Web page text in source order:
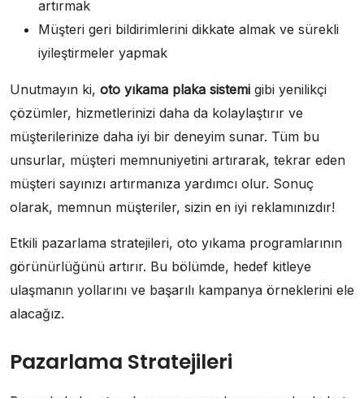
artırmak
Müşteri geri bildirimlerini dikkate almak ve sürekli
iyileştirmeler yapmak
Unutmayın ki, oto yıkama plaka sistemi gibi yenilikçi
çözümler, hizmetlerinizi daha da kolaylaştırır ve
müşterilerinize daha iyi bir deneyim sunar. Tüm bu
unsurlar, müşteri memnuniyetini artırarak, tekrar eden
müşteri sayınızı artırmanıza yardımcı olur. Sonuç
olarak, memnun müşteriler, sizin en iyi reklamınızdır!
Etkili pazarlama stratejileri, oto yıkama programlarının
görünürlüğünü artırır. Bu bölümde, hedef kitleye
ulaşmanın yollarını ve başarılı kampanya örneklerini ele
alacağız.
Pazarlama Stratejileri